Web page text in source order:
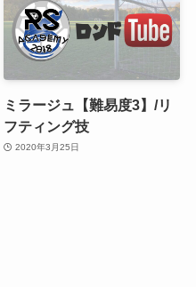
ミラージュ【難易度3】/リ
フティング技
2020年3月25日